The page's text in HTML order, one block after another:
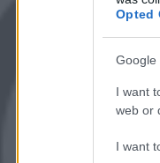
Opted
Google
I want
web or
I want